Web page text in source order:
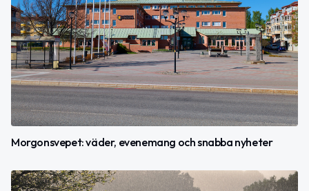
Morgonsvepet: väder, evenemang och snabba nyheter